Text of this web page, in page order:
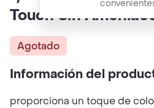
Touch Sin
Agotado
Información del
proporciona un toque de